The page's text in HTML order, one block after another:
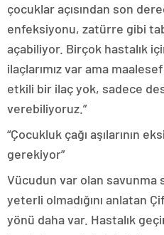
çocuklar açısından son
enfeksiyonu, zatürre gibi
açabiliyor. Birçok hastalık
ilaçlarımız var ama
etkili bir ilaç yok, sadece
verebiliyoruz.”
“Çocukluk çağı aşılarının
gerekiyor”
Vücudun var olan savunma
yeterli olmadığını anlatan
yönü daha var. Hastalık